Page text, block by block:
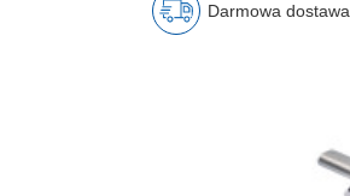
Darmowa dostawa